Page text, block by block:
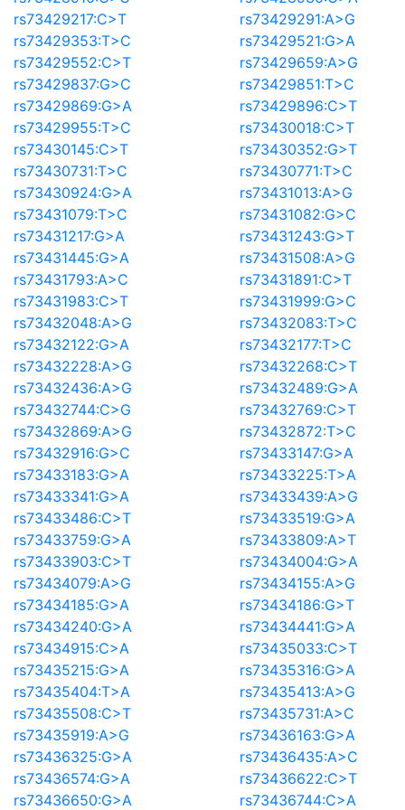
rs73429217:C>T
rs73429291:A>G
rs73429353:T>C
rs73429521:G>A
rs73429552:C>T
rs73429659:A>G
rs73429837:G>C
rs73429851:T>C
rs73429869:G>A
rs73429896:C>T
rs73429955:T>C
rs73430018:C>T
rs73430145:C>T
rs73430352:G>T
rs73430731:T>C
rs73430771:T>C
rs73430924:G>A
rs73431013:A>G
rs73431079:T>C
rs73431082:G>C
rs73431217:G>A
rs73431243:G>T
rs73431445:G>A
rs73431508:A>G
rs73431793:A>C
rs73431891:C>T
rs73431983:C>T
rs73431999:G>C
rs73432048:A>G
rs73432083:T>C
rs73432122:G>A
rs73432177:T>C
rs73432228:A>G
rs73432268:C>T
rs73432436:A>G
rs73432489:G>A
rs73432744:C>G
rs73432769:C>T
rs73432869:A>G
rs73432872:T>C
rs73432916:G>C
rs73433147:G>A
rs73433183:G>A
rs73433225:T>A
rs73433341:G>A
rs73433439:A>G
rs73433486:C>T
rs73433519:G>A
rs73433759:G>A
rs73433809:A>T
rs73433903:C>T
rs73434004:G>A
rs73434079:A>G
rs73434155:A>G
rs73434185:G>A
rs73434186:G>T
rs73434240:G>A
rs73434441:G>A
rs73434915:C>A
rs73435033:C>T
rs73435215:G>A
rs73435316:G>A
rs73435404:T>A
rs73435413:A>G
rs73435508:C>T
rs73435731:A>C
rs73435919:A>G
rs73436163:G>A
rs73436325:G>A
rs73436435:A>C
rs73436574:G>A
rs73436622:C>T
rs73436650:G>A
rs73436744:C>A